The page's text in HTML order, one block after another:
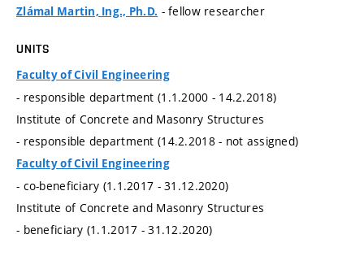
Zlámal Martin, Ing., Ph.D. - fellow researcher
UNITS
Faculty of Civil Engineering
- responsible department (1.1.2000 - 14.2.2018)
Institute of Concrete and Masonry Structures
- responsible department (14.2.2018 - not assigned)
Faculty of Civil Engineering
- co-beneficiary (1.1.2017 - 31.12.2020)
Institute of Concrete and Masonry Structures
- beneficiary (1.1.2017 - 31.12.2020)